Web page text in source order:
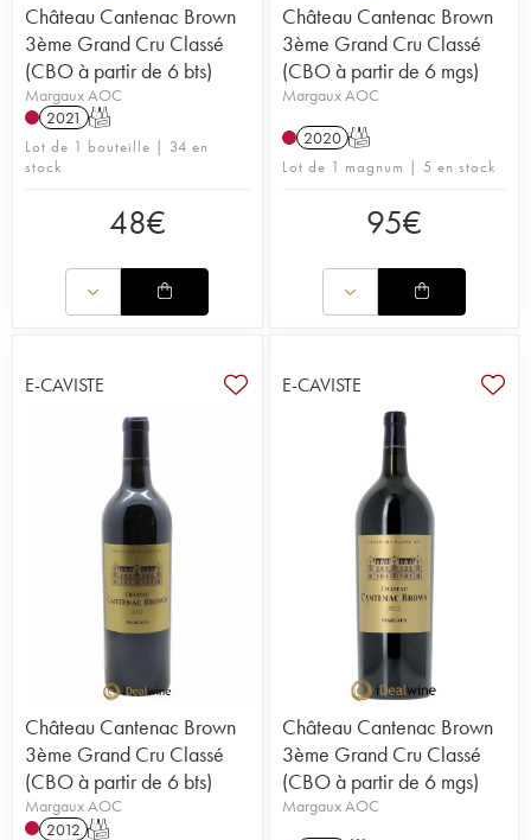
Château Cantenac Brown
3ème Grand Cru Classé
(CBO à partir de 6 bts)
Margaux AOC
2021 T
Lot de 1 bouteille | 34 en
stock
48€
Château Cantenac Brown
3ème Grand Cru Classé
(CBO à partir de 6 mgs)
Margaux AOC
2020 T
Lot de 1 magnum | 5 en stock
95€
E-CAVISTE
Château Cantenac Brown
3ème Grand Cru Classé
(CBO à partir de 6 bts)
Margaux AOC
2012 T
E-CAVISTE
Château Cantenac Brown
3ème Grand Cru Classé
(CBO à partir de 6 mgs)
Margaux AOC